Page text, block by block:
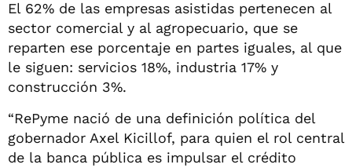
El 62% de las empresas asistidas pertenecen al
sector comercial y al agropecuario, que se
reparten ese porcentaje en partes iguales, al que
le siguen: servicios 18%, industria 17% y
construcción 3%.
“RePyme nació de una definición política del
gobernador Axel Kicillof, para quien el rol central
de la banca pública es impulsar el crédito